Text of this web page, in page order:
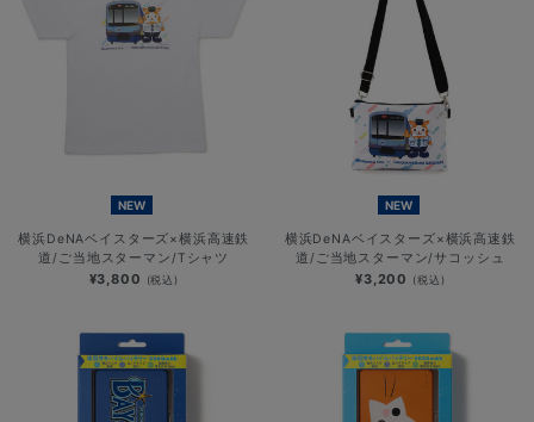
NEW
横浜DeNAベイスターズ×横浜高速鉄
道/ご当地スターマン/Tシャツ
¥3,800 (税込)
NEW
横浜DeNAベイスターズ×横浜高速鉄
道/ご当地スターマン/サコッシュ
¥3,200 (税込)